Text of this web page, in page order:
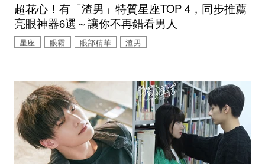
超花心！有「渣男」特質星座TOP 4，同步推薦
亮眼神器6選～讓你不再錯看男人
星座 眼霜 眼部精華 渣男